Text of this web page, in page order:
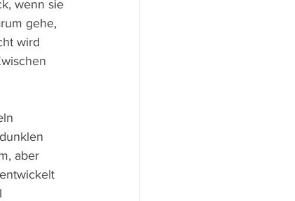
wenn sie
gehe,
wird
aber